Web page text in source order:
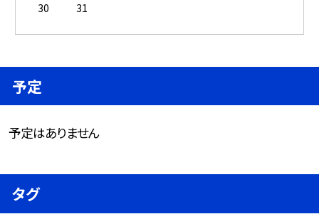
30
31
予定
予定はありません
タグ